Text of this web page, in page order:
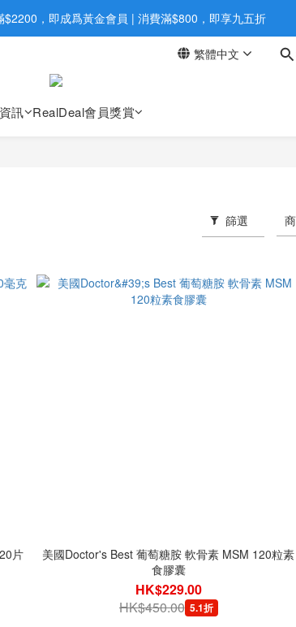
號12樓B  |  RealDeal 保健品 | WhatsApp 9560 0709
，即成爲黃金會員 | 消費滿$800，即享九五折
送貨 | Free Delivery on HK $500 Online Order
號12樓B  |  RealDeal 保健品 | WhatsApp 9560 0709
繁體中文
訊 RealDeal會員獎賞
篩選
片
美國Doctor's Best 葡萄糖胺 軟骨素 MSM 120粒素
食膠囊
HK$229.00
HK$450.00 5.1折